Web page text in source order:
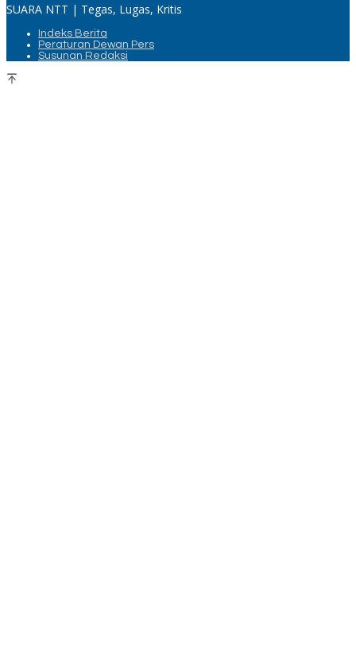
SUARA NTT | Tegas, Lugas, Kritis
Indeks Berita
Peraturan Dewan Pers
Susunan Redaksi